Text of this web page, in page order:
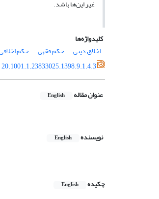
غیر این‌ها باشد.
کلیدواژه‌ها
اخلاق دینی
حکم فقهی حکم
20.1001.1.23833025.1398.9.1.4.3
عنوان مقاله English
نویسنده English
چکیده
English